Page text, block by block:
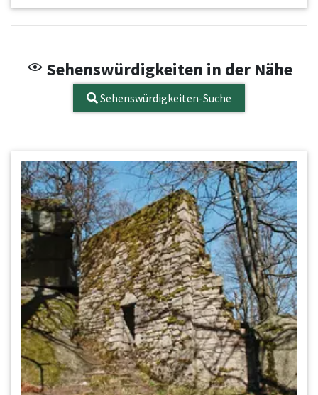
Sehenswürdigkeiten in der Nähe
Sehenswürdigkeiten-Suche